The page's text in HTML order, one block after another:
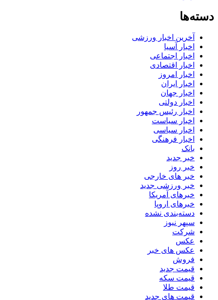
دسته‌ها
آخرین اخبار ورزشی
اخبار آسیا
اخبار اجتماعی
اخبار اقتصادی
اخبار امروز
اخبار ایران
اخبار جهان
اخبار دولتی
اخبار رئیس جمهور
اخبار سیاست
اخبار سیاسی
اخبار فرهنگی
بانک
خبر جدید
خبر روز
خبر های خارجی
خبر ورزشی جدید
خبرهای آمریکا
خبرهای اروپا
دسته‌بندی نشده
سپهر نیوز
شرکت
عکس
عکس های خبر
فروش
قیمت جدید
قیمت سکه
قیمت طلا
قیمت های جدید